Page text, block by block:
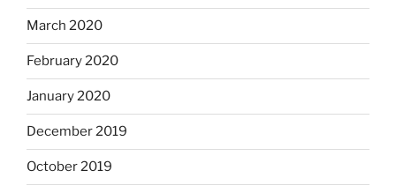
March 2020
February 2020
January 2020
December 2019
October 2019